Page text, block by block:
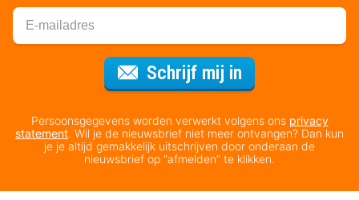
Schrijf mij in
Persoonsgegevens worden verwerkt volgens ons privacy
statement. Wil je de nieuwsbrief niet meer ontvangen? Dan kun
je je altijd gemakkelijk uitschrijven door onderaan de
nieuwsbrief op “afmelden” te klikken.